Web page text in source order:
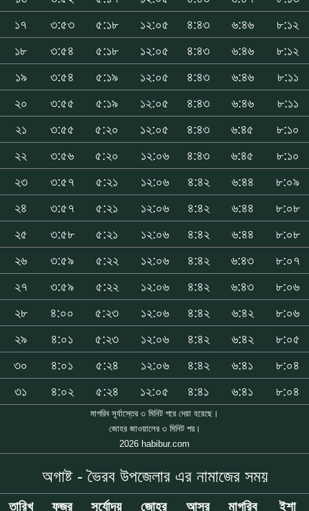
১৭
৩:৫৩ ৫:১৮ ১২:০৫ ৪:৪৩ ৬:৪৬
৮:১২
১৮
৩:৫৪ ৫:১৮ ১২:০৫ ৪:৪৩ ৬:৪৬
৮:১২
১৯
৩:৫৪ ৫:১৯ ১২:০৫ ৪:৪৩ ৬:৪৬
৮:১১
২০
৩:৫৫ ৫:১৯ ১২:০৫ ৪:৪৩ ৬:৪৬
৮:১১
২১
৩:৫৫ ৫:২০ ১২:০৫ ৪:৪৩ ৬:৪৫
৮:১০
২২
৩:৫৬ ৫:২০ ১২:০৬ ৪:৪৩ ৬:৪৫
৮:১০
২৩
৩:৫৭ ৫:২১ ১২:০৬ ৪:৪২ ৬:৪৪
৮:০৯
২৪
৩:৫৭ ৫:২১ ১২:০৬ ৪:৪২ ৬:৪৪
৮:০৮
২৫
৩:৫৮ ৫:২১ ১২:০৬ ৪:৪২ ৬:৪৪
৮:০৮
২৬
৩:৫৯ ৫:২২ ১২:০৬ ৪:৪২ ৬:৪৩
৮:০৭
২৭
৩:৫৯ ৫:২২ ১২:০৬ ৪:৪২ ৬:৪৩
৮:০৬
২৮
৪:০০ ৫:২৩ ১২:০৬ ৪:৪২ ৬:৪২
৮:০৬
২৯
৪:০১ ৫:২৩ ১২:০৬ ৪:৪২ ৬:৪২
৮:০৫
৩০
৪:০১ ৫:২৪ ১২:০৬ ৪:৪২ ৬:৪১
৮:০৪
৩১
৪:০২ ৫:২৪ ১২:০৫ ৪:৪১ ৬:৪১ ৮:০৪
মাগরিব সূর্যাস্তের ৩ মিনিট পরে দেয়া হয়েছে।
জোহর জাওয়ালের ৩ মিনিট পর।
2026 habibur.com
অগাষ্ট - ভৈরব উপজেলার এর নামাজের সময়
তারিখ ফজর সূর্যোদয় জোহর আসর মাগরিব
ইশা